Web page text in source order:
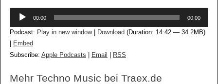
Audio-
00:00 00:00
Podcast: Play in new window| Download (Duration: 14:42 — 34.2MB)
Embed
Subscribe: Apple Podcasts Email RSS
Mehr Techno Music bei Traex.de